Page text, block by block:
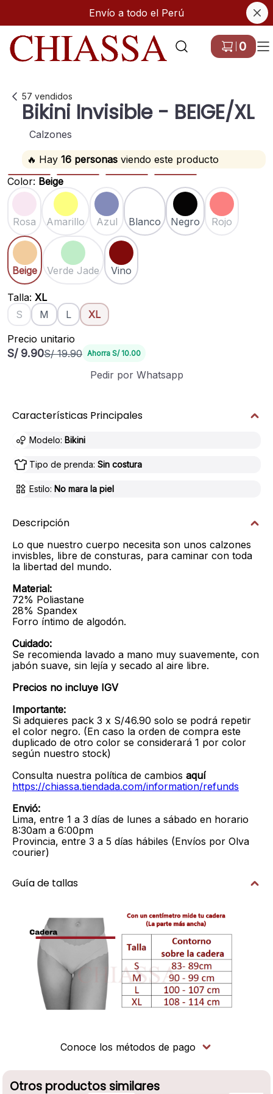
Envío a todo el Perú
Ir a Inicio
0
57 vendidos
Bikini Invisible - BEIGE/XL
Calzones
🔥 Hay 16 personas viendo este producto
-50 %
Color: Beige
Rosa Amarillo Azul Blanco Negro Rojo
Beige Verde Jade Vino
Talla: XL
S
M L
XL
Precio unitario
S/ 9.90S/ 19.90 Ahorra S/ 10.00
Pedir por Whatsapp
Características Principales
Modelo: Bikini
Tipo de prenda: Sin costura
Estilo: No mara la piel
Descripción
Lo que nuestro cuerpo necesita son unos calzones
invisbles, libre de consturas, para caminar con toda
la libertad del mundo.
Material:
72% Poliastane
28% Spandex
Forro íntimo de algodón.
Cuidado:
Se recomienda lavado a mano muy suavemente, con
jabón suave, sin lejía y secado al aire libre.
Precios no incluye IGV
Importante:
Si adquieres pack 3 x S/46.90 solo se podrá repetir
el color negro. (En caso la orden de compra este
duplicado de otro color se considerará 1 por color
según nuestro stock)
Consulta nuestra política de cambios aquí
https://chiassa.tiendada.com/information/refunds
Envió:
Lima, entre 1 a 3 días de lunes a sábado en horario
8:30am a 6:00pm
Provincia, entre 3 a 5 días hábiles (Envíos por Olva
courier)
Guía de tallas
Conoce los métodos de pago
Otros productos similares